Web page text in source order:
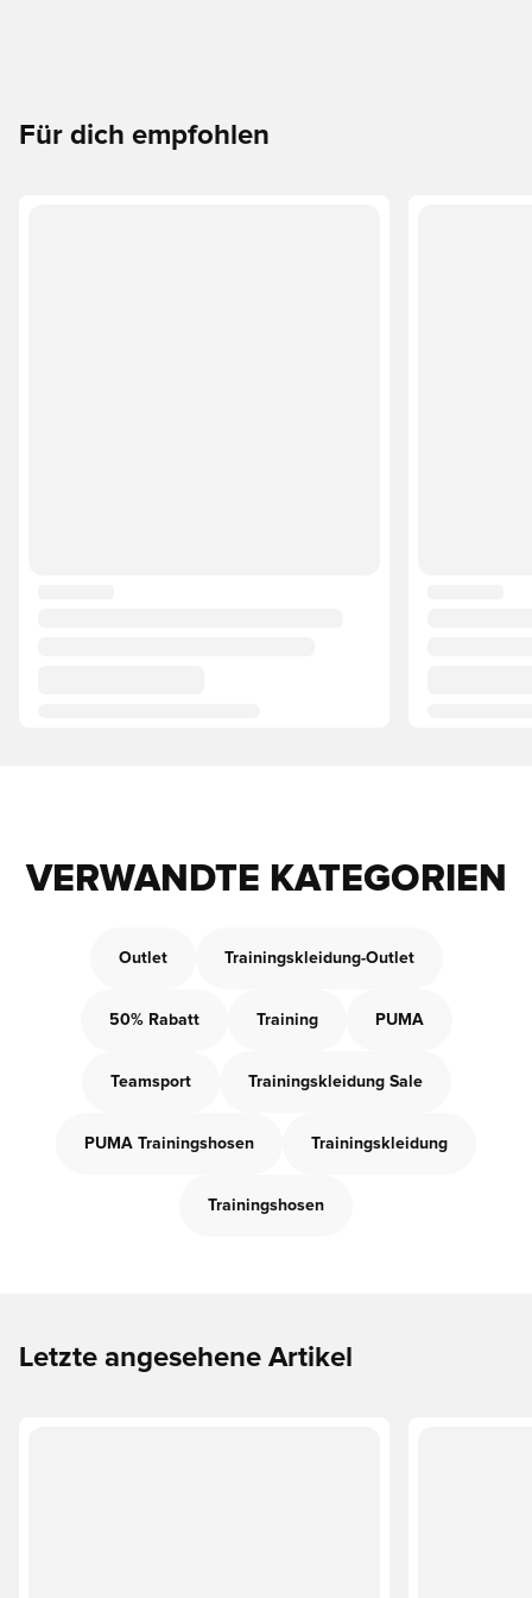
Für dich empfohlen
VERWANDTE KATEGORIEN
Outlet Trainingskleidung-Outlet
50% Rabatt Training PUMA
Teamsport Trainingskleidung Sale
PUMA Trainingshosen Trainingskleidung
Trainingshosen
Letzte angesehene Artikel